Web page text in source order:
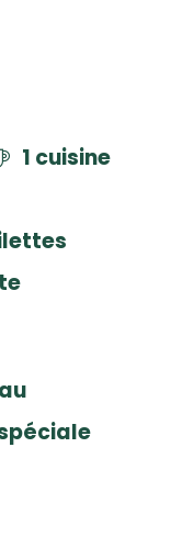
1 cuisine